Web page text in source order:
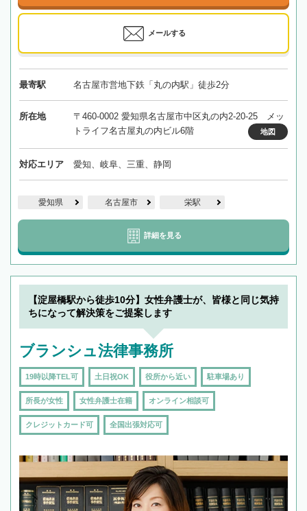
メールする
最寄駅 名古屋市営地下鉄「丸の内駅」徒歩2分
所在地
〒460-0002 愛知県名古屋市中区丸の内2-20-25 メッ
トライフ名古屋丸の内ビル6階
地図
対応エリア 愛知、岐阜、三重、静岡
愛知県 名古屋市 栄駅
詳細を見る
【淀屋橋駅から徒歩10分】女性弁護士が、皆様と同じ気持
ちになって解決策をご提案します
ブランシュ法律事務所
19時以降TEL可 土日祝OK 役所から近い 駐車場あり
所長が女性 女性弁護士在籍 オンライン相談可
クレジットカード可 全国出張対応可